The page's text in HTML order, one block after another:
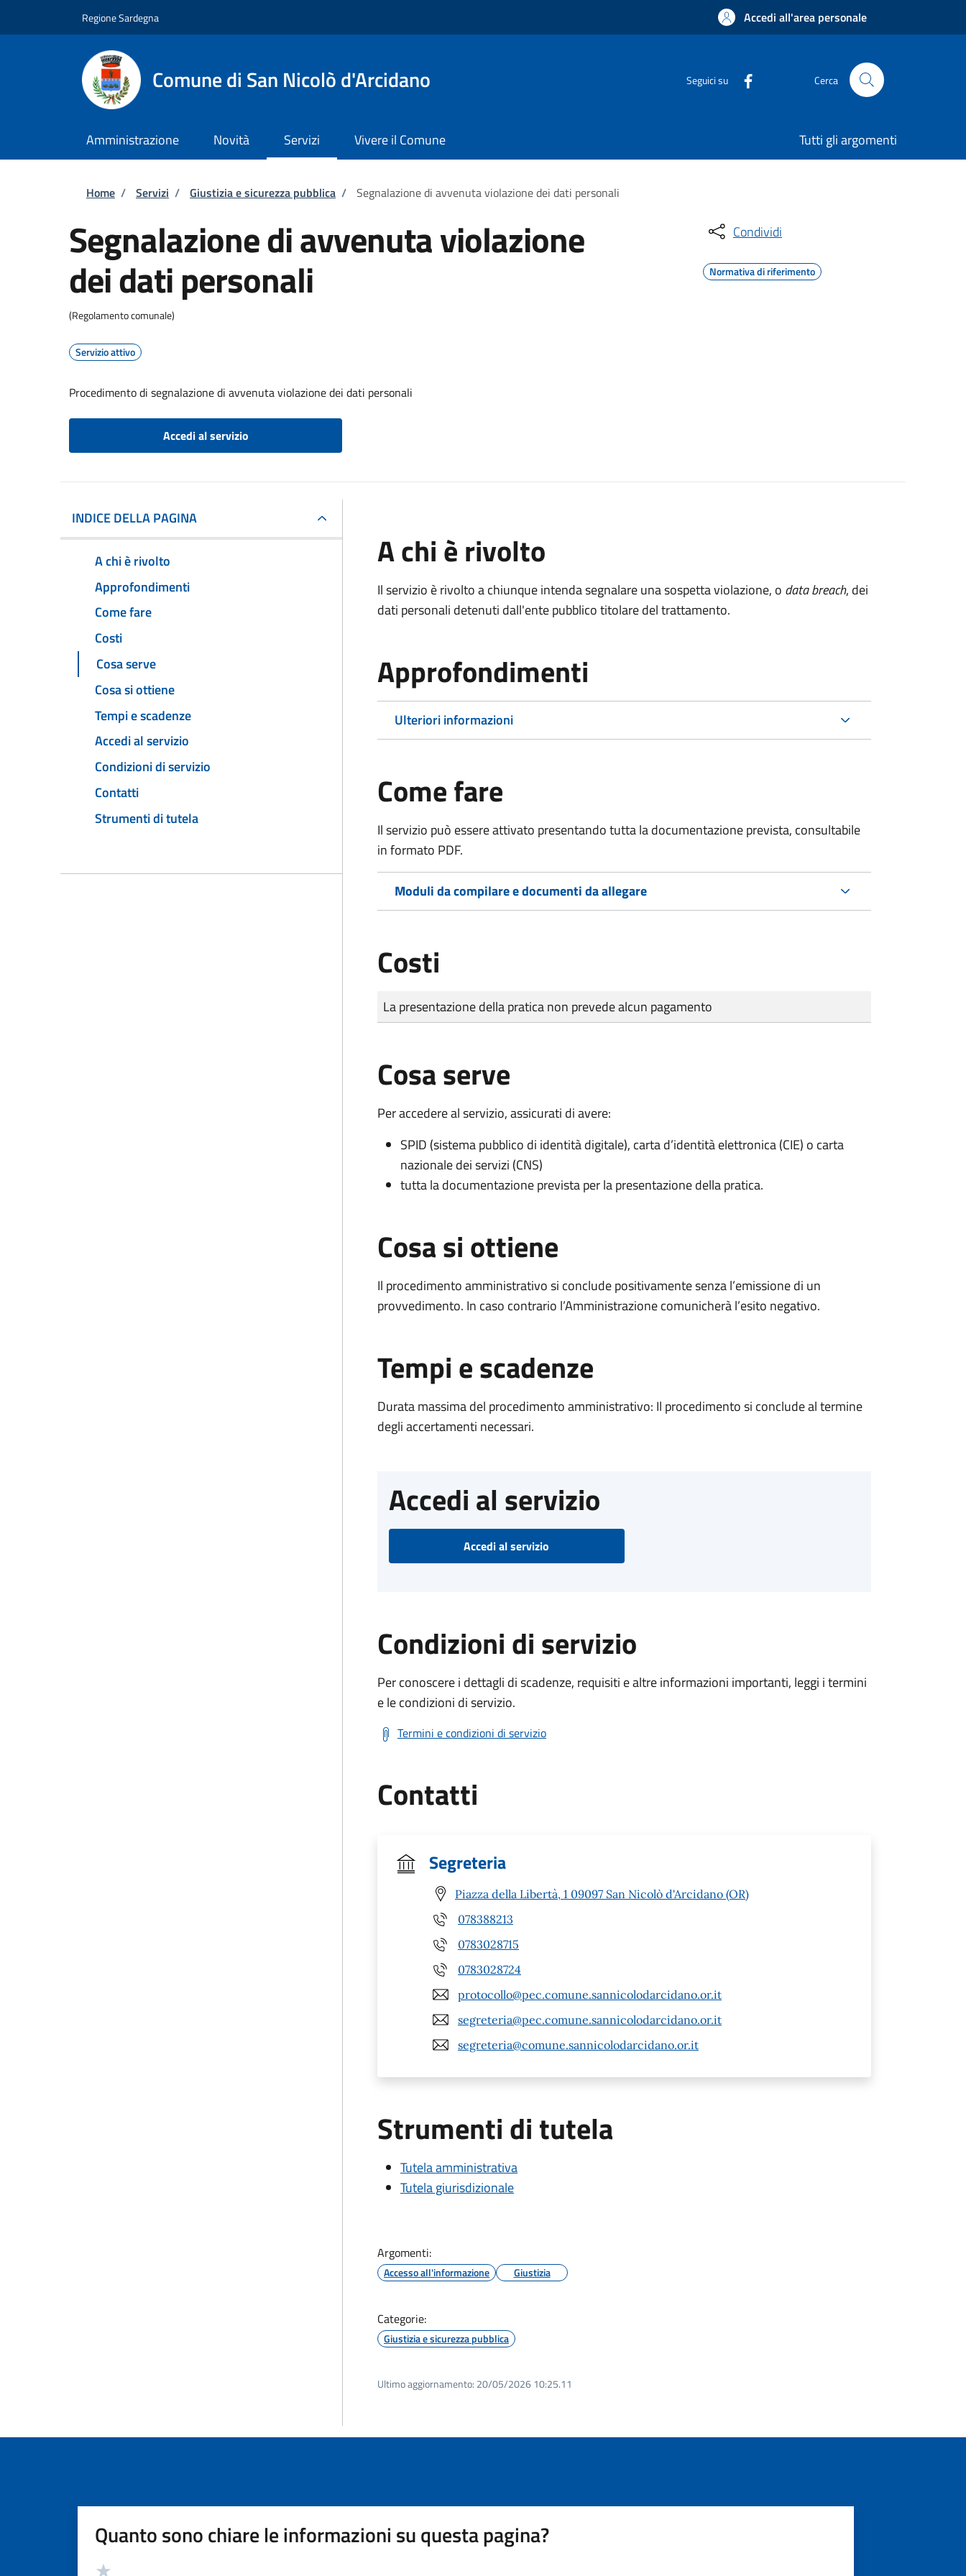
Regione Sardegna Accedi all'area personale
Comune di San Nicolò d'Arcidano Seguici su Cerca
Amministrazione Novità Servizi Vivere il Comune Tutti gli argomenti
Briciole di pane
Home / Servizi / Giustizia e sicurezza pubblica / Segnalazione di avvenuta violazione dei dati personali
Segnalazione di avvenuta violazione
dei dati personali
(Regolamento comunale)
Servizio attivo
Procedimento di segnalazione di avvenuta violazione dei dati personali
Accedi al servizio
Condividi
Normativa di riferimento
INDICE DELLA PAGINA
A chi è rivolto
Approfondimenti
Come fare
Costi
Cosa serve
Cosa si ottiene
Tempi e scadenze
Accedi al servizio
Condizioni di servizio
Contatti
Strumenti di tutela
A chi è rivolto
Il servizio è rivolto a chiunque intenda segnalare una sospetta violazione, o data breach, dei
dati personali detenuti dall'ente pubblico titolare del trattamento.
Approfondimenti
Ulteriori informazioni
Come fare
Il servizio può essere attivato presentando tutta la documentazione prevista, consultabile
in formato PDF.
Moduli da compilare e documenti da allegare
Costi
Tipo di pagamento
Importo
La presentazione della pratica non prevede alcun pagamento
Cosa serve
Per accedere al servizio, assicurati di avere:
SPID (sistema pubblico di identità digitale), carta d’identità elettronica (CIE) o carta
nazionale dei servizi (CNS)
tutta la documentazione prevista per la presentazione della pratica.
Cosa si ottiene
Il procedimento amministrativo si conclude positivamente senza l’emissione di un
provvedimento. In caso contrario l’Amministrazione comunicherà l’esito negativo.
Tempi e scadenze
Durata massima del procedimento amministrativo: Il procedimento si conclude al termine
degli accertamenti necessari.
Accedi al servizio
Accedi al servizio
Condizioni di servizio
Per conoscere i dettagli di scadenze, requisiti e altre informazioni importanti, leggi i termini
e le condizioni di servizio.
Termini e condizioni di servizio
Contatti
Segreteria
Piazza della Libertà, 1 09097 San Nicolò d'Arcidano (OR)
078388213
0783028715
0783028724
protocollo@pec.comune.sannicolodarcidano.or.it
segreteria@pec.comune.sannicolodarcidano.or.it
segreteria@comune.sannicolodarcidano.or.it
Strumenti di tutela
Tutela amministrativa
Tutela giurisdizionale
Argomenti:
Accesso all'informazione Giustizia
Categorie:
Giustizia e sicurezza pubblica
Ultimo aggiornamento: 20/05/2026 10:25.11
Quanto sono chiare le informazioni su questa pagina?
Valutazione